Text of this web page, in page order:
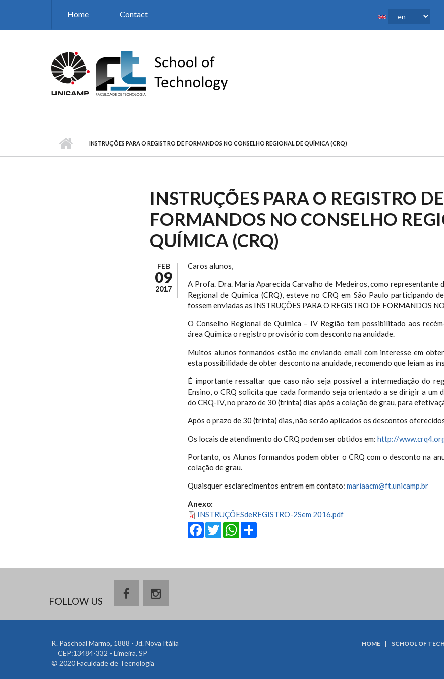
Home Contact
INSTRUÇÕES PARA O REGISTRO DE FORMANDOS NO CONSELHO REGIONAL DE QUÍMICA (CRQ)
INSTRUÇÕES PARA O REGISTRO DE
FORMANDOS NO CONSELHO
QUÍMICA (CRQ)
FEB
09
2017
Caros alunos,
A Profa. Dra. Maria Aparecida Carvalho de Medeiros, como representante
Regional de Química (CRQ), esteve no CRQ em São Paulo participando
fossem enviadas as INSTRUÇÕES PARA O REGISTRO DE FORMANDOS
O Conselho Regional de Química – IV Região tem possibilitado aos
área Química o registro provisório com desconto na anuidade.
Muitos alunos formandos estão me enviando email com interesse em
esta possibilidade de obter desconto na anuidade, recomendo que leiam as
É importante ressaltar que caso não seja possível a intermediação do
Ensino, o CRQ solicita que cada formando seja orientado a se dirigir a um
do CRQ-IV, no prazo de 30 (trinta) dias após a colação de grau, para
Após o prazo de 30 (trinta) dias, não serão aplicados os descontos
Os locais de atendimento do CRQ podem ser obtidos em: http://
Portanto, os Alunos formandos podem obter o CRQ com o desconto na
colação de grau.
Quaisquer esclarecimentos entrem em contato: mariaacm@ft.unicamp.br
Anexo:
INSTRUÇÕESdeREGISTRO-2Sem 2016.pdf
Facebook
Twitter
WhatsApp
FOLLOW US
R. Paschoal Marmo, 1888 - Jd. Nova Itália
CEP:13484-332 - Limeira, SP
© 2020 Faculdade de Tecnologia
HOME SCHOOL OF